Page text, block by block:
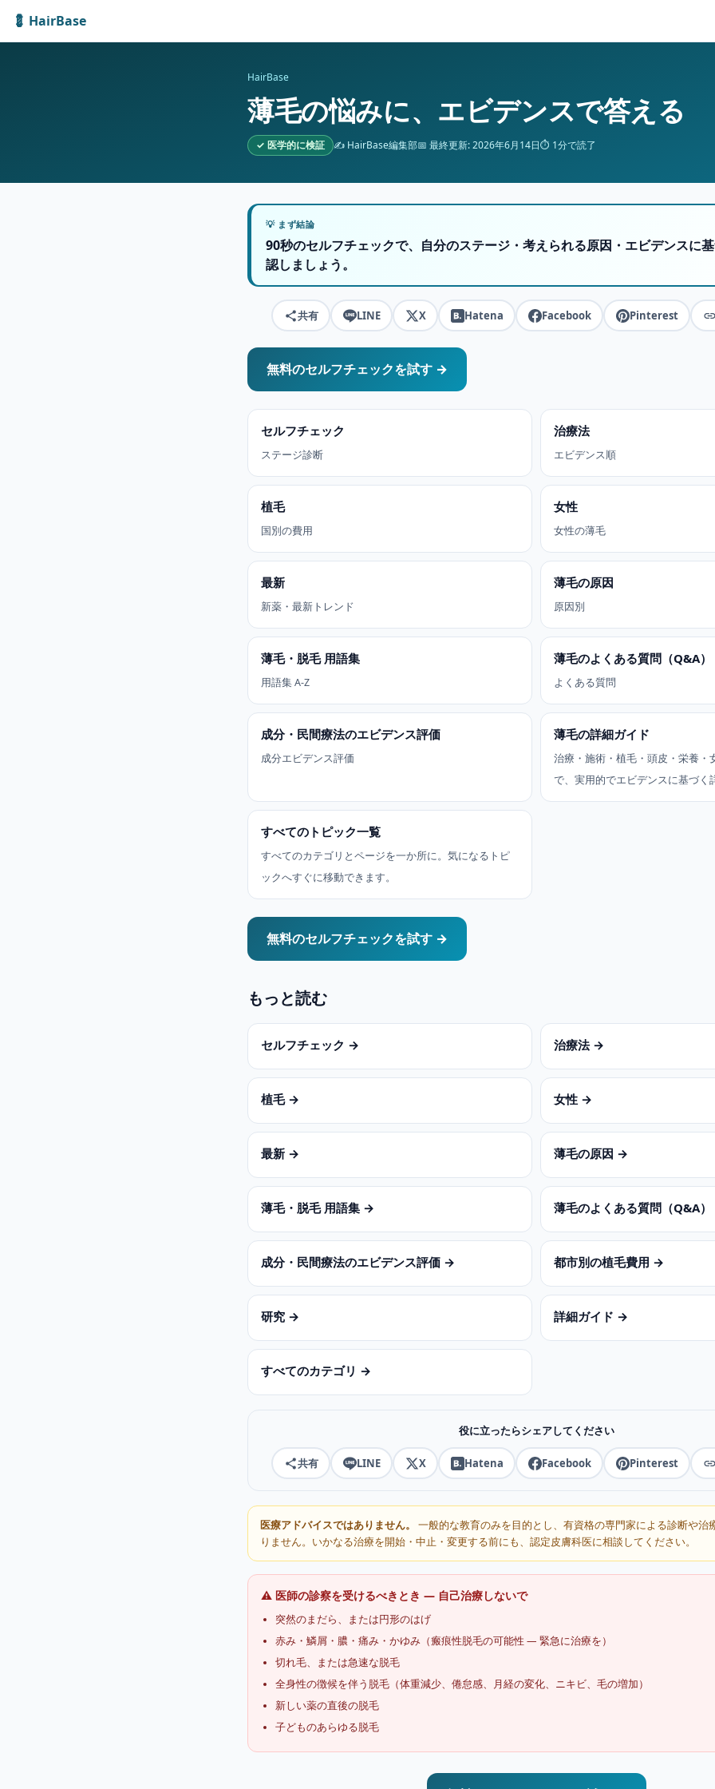
💈 HairBase
HairBase
薄毛の悩みに、エビデンスで答える
✓ 医学的に検証 ✍️ HairBase編集部📅 最終更新: 2026年6月14日⏱ 1分で読了
💡 まず結論
90秒のセルフチェックで、自分のステージ・考えられる原因・エビデンスに
認しましょう。
共有 LINE X Hatena Facebook Pinterest
無料のセルフチェックを試す →
セルフチェック
ステージ診断
治療法
エビデンス順
植毛
国別の費用
女性
女性の薄毛
最新
新薬・最新トレンド
薄毛の原因
原因別
薄毛・脱毛 用語集
用語集 A-Z
薄毛のよくある質問（Q&A）
よくある質問
成分・民間療法のエビデンス評価
成分エビデンス評価
薄毛の詳細ガイド
治療・施術・植毛・頭皮・栄養・
で、実用的でエビデンスに基づく
すべてのトピック一覧
すべてのカテゴリとページを一か所に。気になるトピ
ックへすぐに移動できます。
無料のセルフチェックを試す →
もっと読む
セルフチェック → 治療法 →
植毛 → 女性 →
最新 → 薄毛の原因 →
薄毛・脱毛 用語集 → 薄毛のよくある質問（Q&A
成分・民間療法のエビデンス評価 → 都市別の植毛費用 →
研究 → 詳細ガイド →
すべてのカテゴリ →
役に立ったらシェアしてください
共有 LINE X Hatena Facebook Pinterest
医療アドバイスではありません。
一般的な教育のみを目的とし、有資格の専門家による診断や治
りません。いかなる治療を開始・中止・変更する前にも、認定皮膚科医に相談してください。
⚠️ 医師の診察を受けるべきとき — 自己治療しないで
突然のまだら、または円形のはげ
赤み・鱗屑・膿・痛み・かゆみ（瘢痕性脱毛の可能性 — 緊急に治療を）
切れ毛、または急速な脱毛
全身性の徴候を伴う脱毛（体重減少、倦怠感、月経の変化、ニキビ、毛の増加）
新しい薬の直後の脱毛
子どものあらゆる脱毛